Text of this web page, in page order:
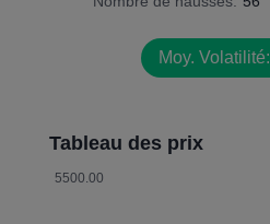
Moy. Volatilité:
Tableau des prix